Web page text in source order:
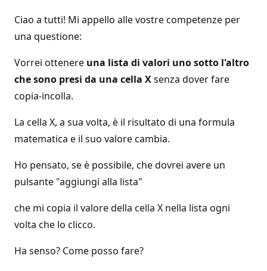
Ciao a tutti! Mi appello alle vostre competenze per
una questione:
Vorrei ottenere una lista di valori uno sotto l'altro
che sono presi da una cella Xsenza dover fare
copia-incolla.
La cella X, a sua volta, è il risultato di una formula
matematica e il suo valore cambia.
Ho pensato, se è possibile, che dovrei avere un
pulsante "aggiungi alla lista"
che mi copia il valore della cella X nella lista ogni
volta che lo clicco.
Ha senso? Come posso fare?